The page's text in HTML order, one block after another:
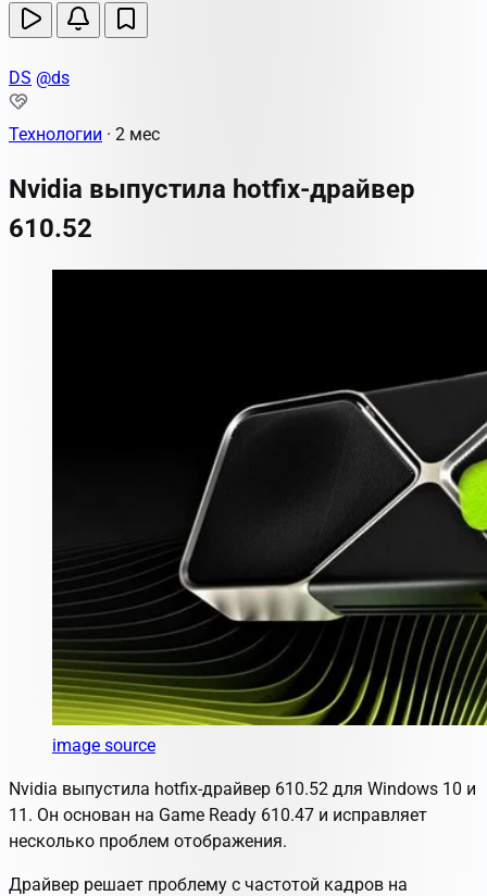
DS @ds
Технологии · 2 мес
Nvidia выпустила hotfix-драйвер
610.52
image source
Nvidia выпустила hotfix-драйвер 610.52 для Windows 10 и
11. Он основан на Game Ready 610.47 и исправляет
несколько проблем отображения.
Драйвер решает проблему с частотой кадров на